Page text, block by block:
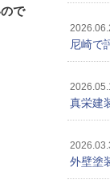
で
尼崎で
真栄建
外壁塗